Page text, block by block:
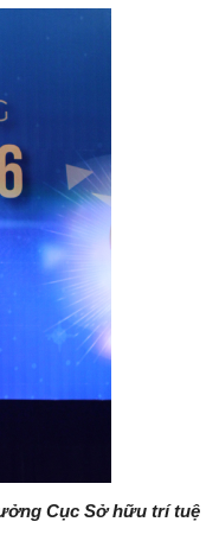
Cục Sở hữu trí tuệ